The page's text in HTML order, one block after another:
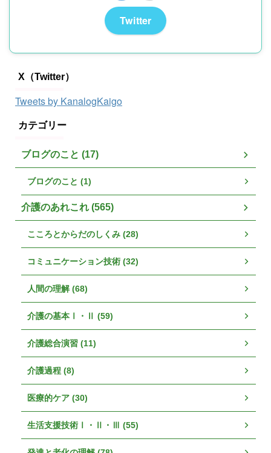
Twitter
X（Twitter）
Tweets by KanalogKaigo
カテゴリー
ブログのこと (17)
ブログのこと (1)
介護のあれこれ (565)
こころとからだのしくみ (28)
コミュニケーション技術 (32)
人間の理解 (68)
介護の基本Ⅰ・Ⅱ (59)
介護総合演習 (11)
介護過程 (8)
医療的ケア (30)
生活支援技術Ⅰ・Ⅱ・Ⅲ (55)